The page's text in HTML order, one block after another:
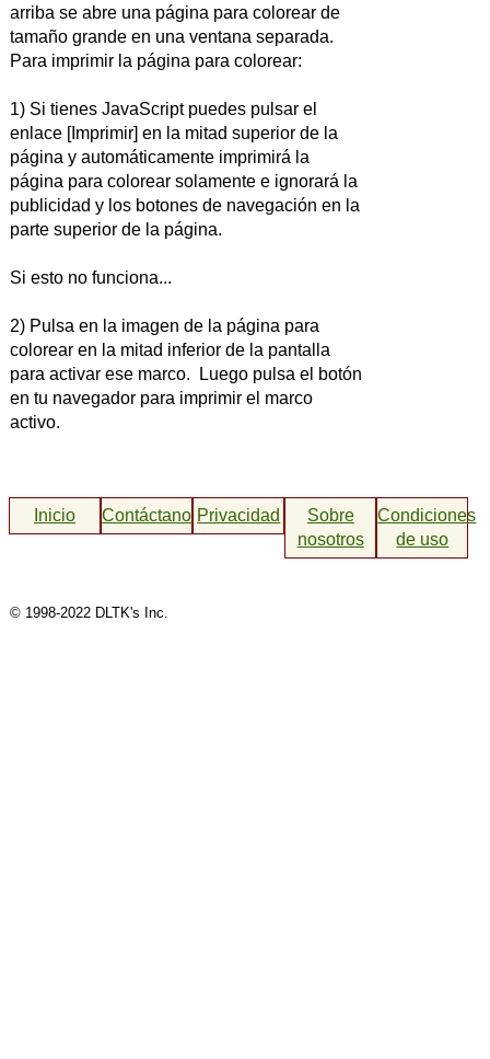
arriba se abre una página para colorear de
tamaño grande en una ventana separada.
Para imprimir la página para colorear:
1) Si tienes JavaScript puedes pulsar el
enlace [Imprimir] en la mitad superior de la
página y automáticamente imprimirá la
página para colorear solamente e ignorará la
publicidad y los botones de navegación en la
parte superior de la página.
Si esto no funciona...
2) Pulsa en la imagen de la página para
colorear en la mitad inferior de la pantalla
para activar ese marco. Luego pulsa el botón
en tu navegador para imprimir el marco
activo.
Inicio ContáctanosPrivacidad
Sobre
nosotros
Condiciones
de uso
© 1998-2022 DLTK's Inc.